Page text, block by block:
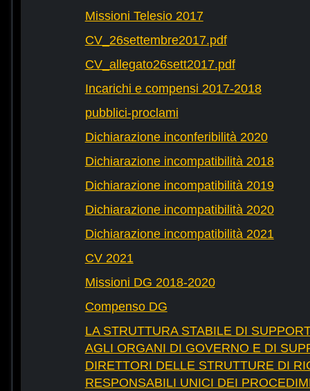
Missioni Telesio 2017
CV_26settembre2017.pdf
CV_allegato26sett2017.pdf
Incarichi e compensi 2017-2018
pubblici-proclami
Dichiarazione inconferibilità 2020
Dichiarazione incompatibilità 2018
Dichiarazione incompatibilità 2019
Dichiarazione incompatibilità 2020
Dichiarazione incompatibilità 2021
CV 2021
Missioni DG 2018-2020
Compenso DG
LA STRUTTURA STABILE DI
AGLI ORGANI DI GOVERNO E DI
DIRETTORI DELLE STRUTTURE DI
RESPONSABILI UNICI DEI